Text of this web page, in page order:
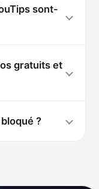
sont-
gratuits et
?